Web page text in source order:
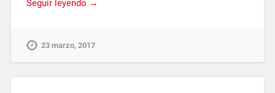
Seguir leyendo →
23 marzo, 2017